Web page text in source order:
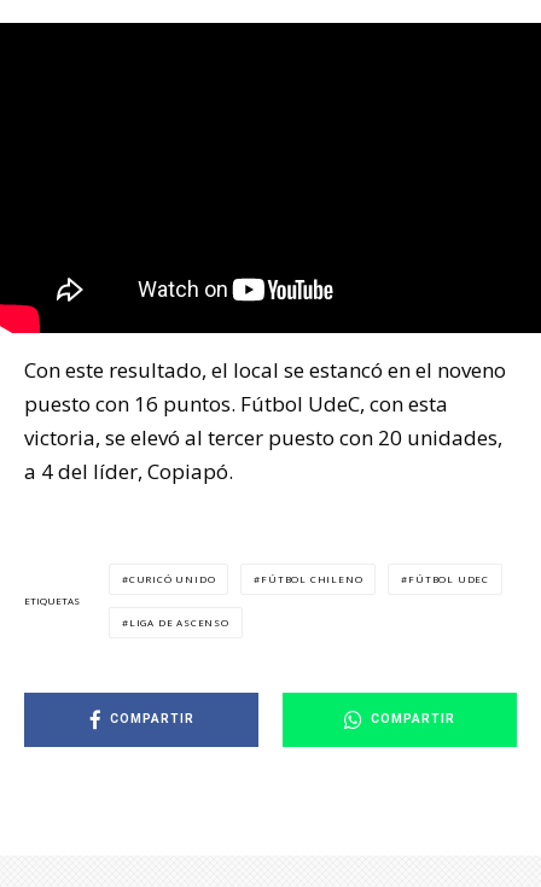
Con este resultado, el local se estancó en el noveno
puesto con 16 puntos. Fútbol UdeC, con esta
victoria, se elevó al tercer puesto con 20 unidades,
a 4 del líder, Copiapó.
ETIQUETAS
CURICÓ UNIDO FÚTBOL CHILENO FÚTBOL UDEC
LIGA DE ASCENSO
COMPARTIR COMPARTIR